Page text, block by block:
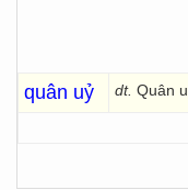
quân uỷ dt. Quân